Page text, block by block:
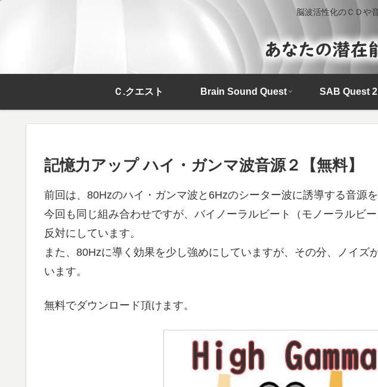
脳波活性化のＣＤや
Ｃ.クエスト Brain Sound Quest SAB Quest 2
記憶力アップ ハイ・ガンマ波音源２【無料】
前回は、80Hzのハイ・ガンマ波と6Hzのシーター波に誘導する音源を
今回も同じ組み合わせですが、バイノーラルビート（モノーラルビ
反対にしています。
また、80Hzに導く効果を少し強めにしていますが、その分、ノイズ
います。
無料でダウンロード頂けます。